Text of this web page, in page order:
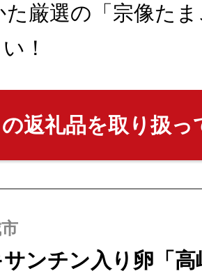
た厳選の「宗像た
！
返礼品を取り扱っ
ンチン入り卵「